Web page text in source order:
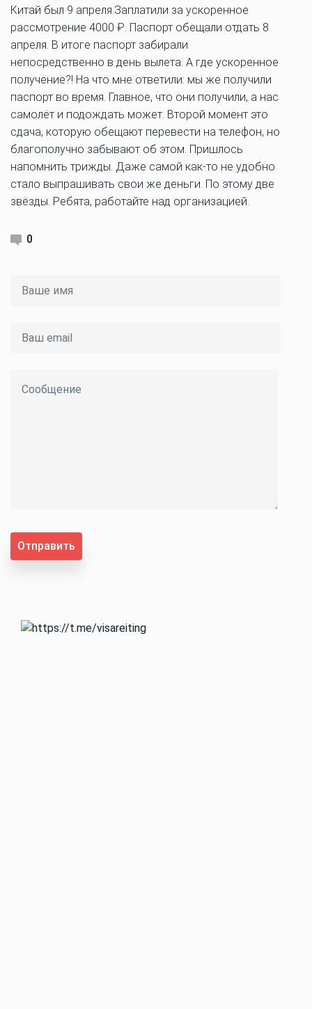
Китай был 9 апреля.Заплатили за ускоренное
рассмотрение 4000 ₽. Паспорт обещали отдать 8
апреля. В итоге паспорт забирали
непосредственно в день вылета. А где ускоренное
получение?! На что мне ответили: мы же получили
паспорт во время. Главное, что они получили, а нас
самолёт и подождать может. Второй момент это
сдача, которую обещают перевести на телефон, но
благополучно забывают об этом. Пришлось
напомнить трижды. Даже самой как-то не удобно
стало выпрашивать свои же деньги. По этому две
звёзды. Ребята, работайте над организацией.
0
Отправить